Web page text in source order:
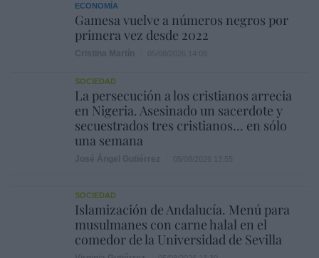
ECONOMÍA
Gamesa vuelve a números negros por
primera vez desde 2022
SOCIEDAD
La persecución a los cristianos arrecia
en Nigeria. Asesinado un sacerdote y
secuestrados tres cristianos... en sólo
una semana
SOCIEDAD
Islamización de Andalucía. Menú para
musulmanes con carne halal en el
comedor de la Universidad de Sevilla